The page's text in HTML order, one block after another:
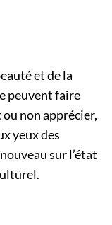
et de la
peuvent faire
non apprécier,
yeux des
sur l’état